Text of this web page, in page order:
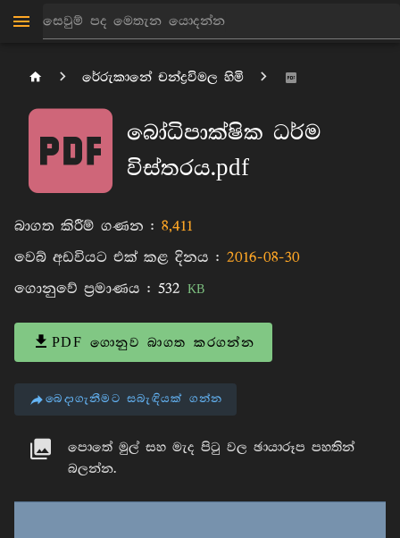
රේරුකානේ චන්ද්‍රවිමල හිමි
බෝධිපාක්ෂික ධර්ම
විස්තරය.pdf
බාගත කිරීම් ගණන : 8,411
වෙබ් අඩවියට එක් කළ දිනය : 2016-08-30
ගොනුවේ ප්‍රමාණය : 532 KB
PDF ගොනුව බාගත කරගන්න
බෙදාගැනීමට සබැඳියක් ගන්න
පොතේ මුල් සහ මැද පිටු වල ඡායාරූප පහතින්
බලන්න.